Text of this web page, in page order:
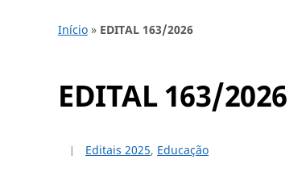
Início » EDITAL 163/2026
EDITAL 163/2026
Editais 2025, Educação